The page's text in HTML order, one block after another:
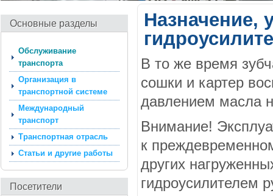
Основные разделы
Обслуживание
транспорта
Организация в
транспортной cистеме
Международный
транспорт
Транспортная отрасль
Статьи и другие работы
Посетители
Назначение,
В то же время
сошки и картер
давлением масла
Внимание!
к
других
гидроусилителем